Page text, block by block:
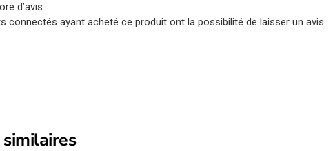
d’avis.
connectés ayant acheté ce produit ont la possibilité de laisser un avis.